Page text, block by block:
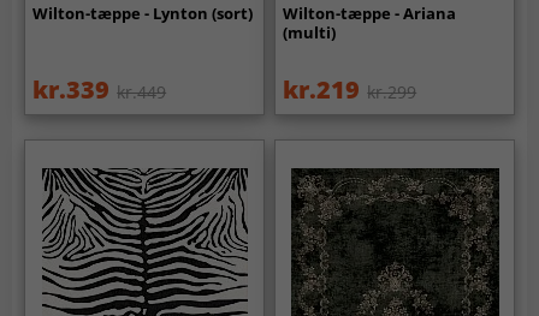
Wilton-tæppe - Lynton (sort)
kr.339 kr.449
Wilton-tæppe - Ariana
(multi)
kr.219 kr.299